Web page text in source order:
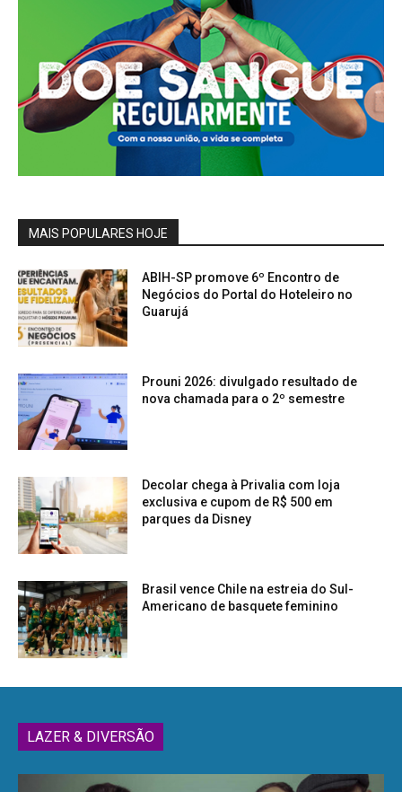
MAIS POPULARES HOJE
ABIH-SP promove 6º Encontro de
Negócios do Portal do Hoteleiro no
Guarujá
Prouni 2026: divulgado resultado de
nova chamada para o 2º semestre
Decolar chega à Privalia com loja
exclusiva e cupom de R$ 500 em
parques da Disney
Brasil vence Chile na estreia do Sul-
Americano de basquete feminino
LAZER & DIVERSÃO